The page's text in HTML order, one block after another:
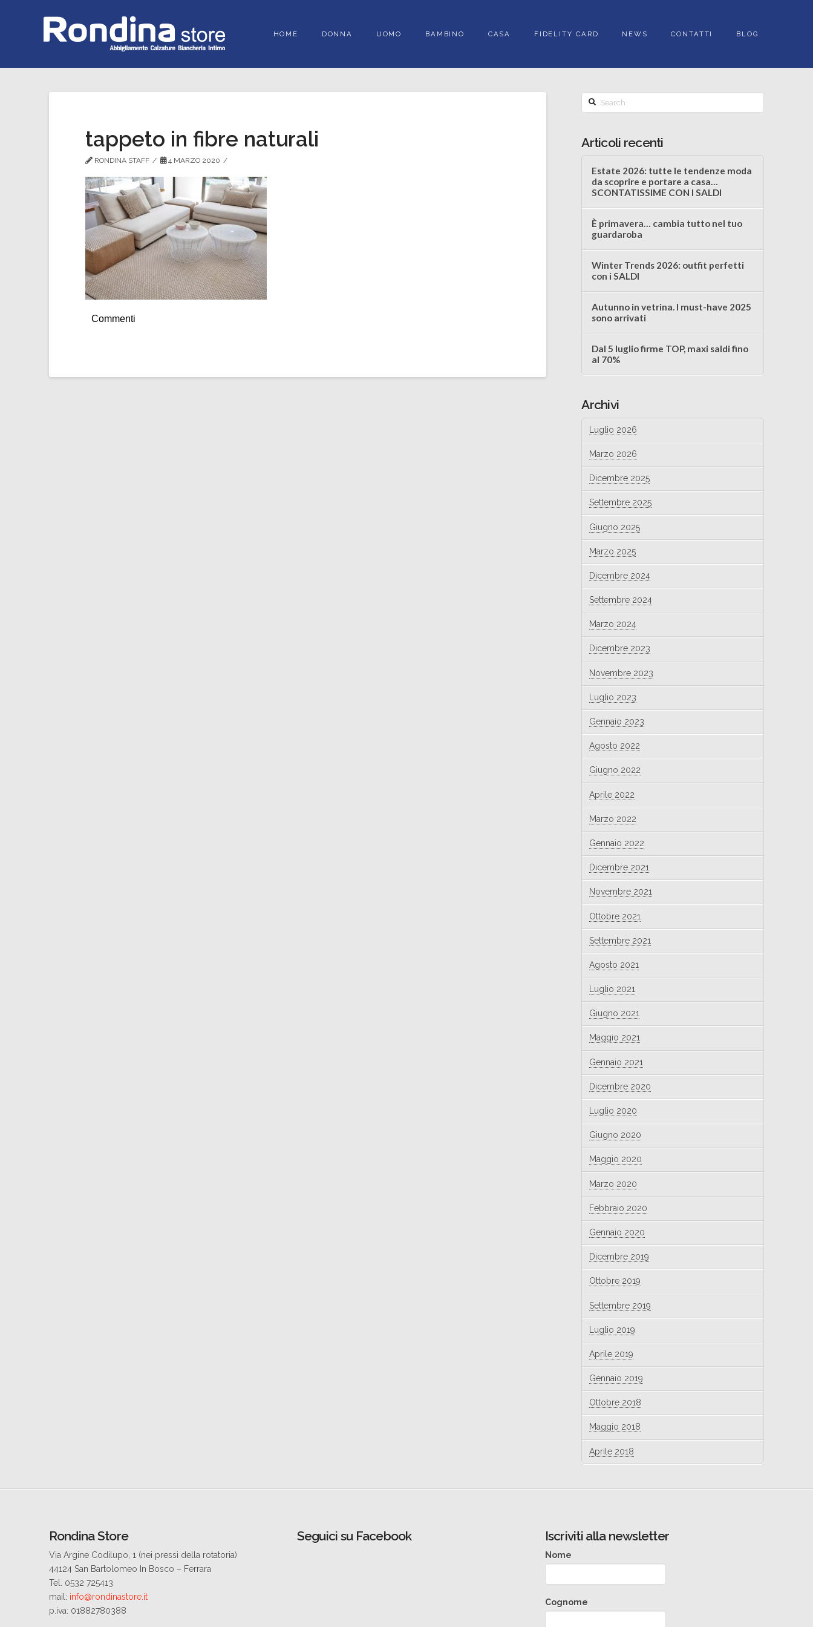
HOME DONNA UOMO BAMBINO CASA FIDELITY CARD NEWS CONTATTI BLOG
tappeto in fibre naturali
RONDINA STAFF 4 MARZO 2020
Commenti
Search
Articoli recenti
Estate 2026: tutte le tendenze moda
da scoprire e portare a casa…
SCONTATISSIME CON I SALDI
È primavera… cambia tutto nel tuo
guardaroba
Winter Trends 2026: outfit perfetti
con i SALDI
Autunno in vetrina. I must-have 2025
sono arrivati
Dal 5 luglio firme TOP, maxi saldi fino
al 70%
Archivi
Luglio 2026
Marzo 2026
Dicembre 2025
Settembre 2025
Giugno 2025
Marzo 2025
Dicembre 2024
Settembre 2024
Marzo 2024
Dicembre 2023
Novembre 2023
Luglio 2023
Gennaio 2023
Agosto 2022
Giugno 2022
Aprile 2022
Marzo 2022
Gennaio 2022
Dicembre 2021
Novembre 2021
Ottobre 2021
Settembre 2021
Agosto 2021
Luglio 2021
Giugno 2021
Maggio 2021
Gennaio 2021
Dicembre 2020
Luglio 2020
Giugno 2020
Maggio 2020
Marzo 2020
Febbraio 2020
Gennaio 2020
Dicembre 2019
Ottobre 2019
Settembre 2019
Luglio 2019
Aprile 2019
Gennaio 2019
Ottobre 2018
Maggio 2018
Aprile 2018
Rondina Store
Via Argine Codilupo, 1 (nei pressi della rotatoria)
44124 San Bartolomeo In Bosco – Ferrara
Tel. 0532 725413
mail: info@rondinastore.it
p.iva: 01882780388
Seguici su Facebook Iscriviti alla newsletter
Nome
Cognome